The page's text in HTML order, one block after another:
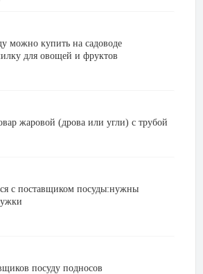
можно купить на садоводе
для овощей и фруктов
жаровой (дрова или угли) с трубой
с поставщиком посуды:нужны
посуду подносов